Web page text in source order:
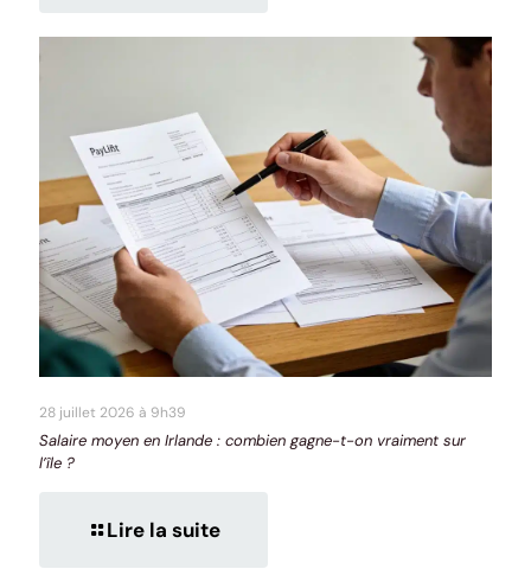
28 juillet 2026 à 9h39
Salaire moyen en Irlande : combien gagne-t-on vraiment sur
l’île ?
Lire la suite